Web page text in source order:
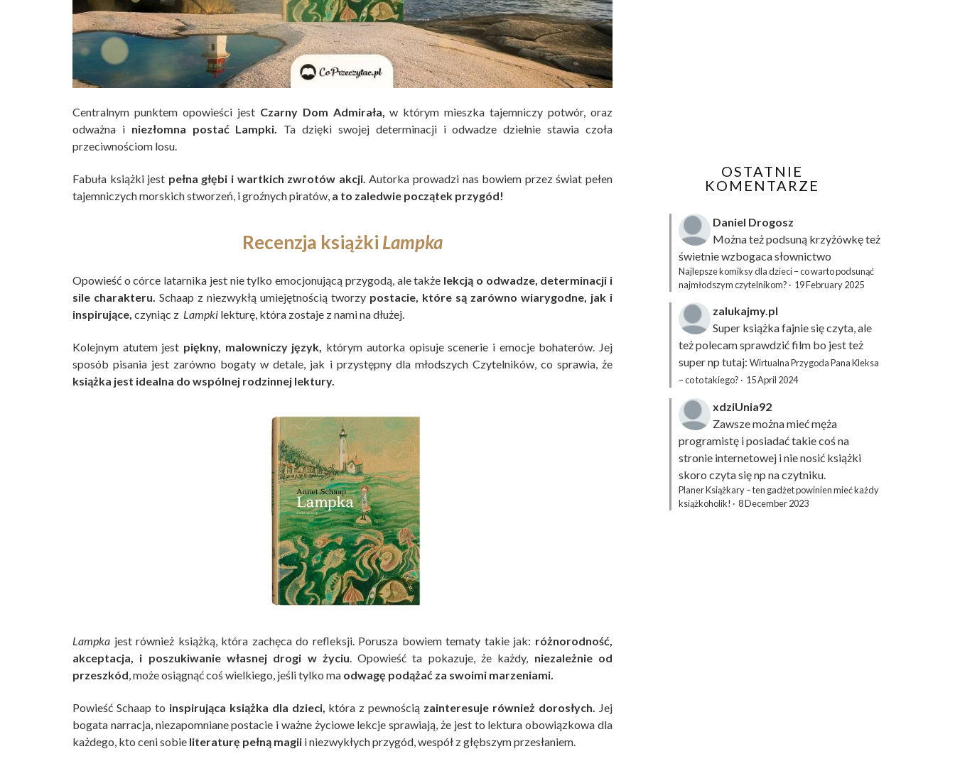
Centralnym punktem opowieści jest Czarny Dom Admirała, w którym mieszka tajemniczy potwór, oraz
odważna i niezłomna postać Lampki. Ta dzięki swojej determinacji i odwadze dzielnie stawia czoła
przeciwnościom losu.
Fabuła książki jest pełna głębi i wartkich zwrotów akcji. Autorka prowadzi nas bowiem przez świat pełen
tajemniczych morskich stworzeń, i groźnych piratów, a to zaledwie początek przygód!
Recenzja książki Lampka
Opowieść o córce latarnika jest nie tylko emocjonującą przygodą, ale także lekcją o odwadze, determinacji i
sile charakteru. Schaap z niezwykłą umiejętnością tworzy postacie, które są zarówno wiarygodne, jak i
inspirujące, czyniąc z Lampki lekturę, która zostaje z nami na dłużej.
Kolejnym atutem jest piękny, malowniczy język, którym autorka opisuje scenerie i emocje bohaterów. Jej
sposób pisania jest zarówno bogaty w detale, jak i przystępny dla młodszych Czytelników, co sprawia, że
książka jest idealna do wspólnej rodzinnej lektury.
Lampka jest również książką, która zachęca do refleksji. Porusza bowiem tematy takie jak: różnorodność,
akceptacja, i poszukiwanie własnej drogi w życiu. Opowieść ta pokazuje, że każdy, niezależnie od
przeszkód, może osiągnąć coś wielkiego, jeśli tylko ma odwagę podążać za swoimi marzeniami.
Powieść Schaap to inspirująca książka dla dzieci, która z pewnością zainteresuje również dorosłych. Jej
bogata narracja, niezapomniane postacie i ważne życiowe lekcje sprawiają, że jest to lektura obowiązkowa dla
każdego, kto ceni sobie literaturę pełną magii i niezwykłych przygód, wespół z głębszym przesłaniem.
OSTATNIE
KOMENTARZE
Daniel Drogosz
Można też podsuną krzyżówkęteż
świetnie wzbogaca słownictwo
Najlepsze komiksy dla dzieci – co warto podsunąć
najmłodszym czytelnikom? · 19 February 2025
zalukajmy.pl
Super książka fajnie się czyta, ale
też polecam sprawdzić film bo jest też
super np tutaj: Wirtualna Przygoda Pana Kleksa
– co to takiego? · 15 April 2024
xdziUnia92
Zawsze można mieć męża
programistę i posiadać takie coś na
stronie internetowej i nie nosić książki
skoro czyta się np na czytniku.
Planer Książkary – ten gadżet powinien mieć każdy
książkoholik! · 8 December 2023